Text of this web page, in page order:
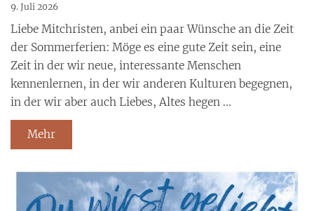
9. Juli 2026
Liebe Mitchristen, anbei ein paar Wünsche an die Zeit
der Sommerferien: Möge es eine gute Zeit sein, eine
Zeit in der wir neue, interessante Menschen
kennenlernen, in der wir anderen Kulturen begegnen,
in der wir aber auch Liebes, Altes hegen ...
Mehr